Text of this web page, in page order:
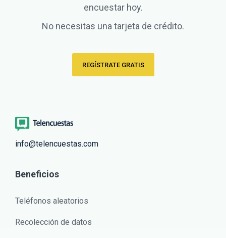
encuestar hoy.
No necesitas una tarjeta de crédito.
REGÍSTRATE GRATIS
info@telencuestas.com
Beneficios
Teléfonos aleatorios
Recolección de datos